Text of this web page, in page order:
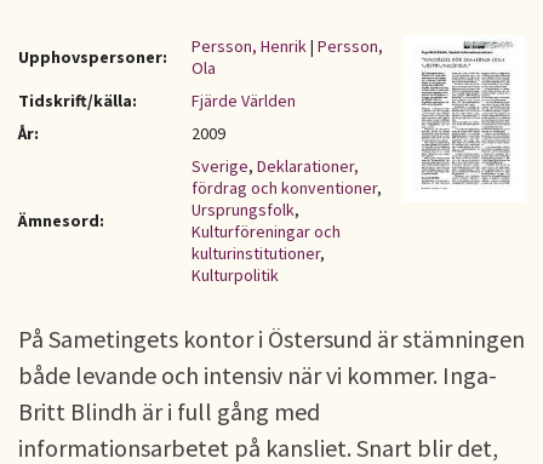
Upphovspersoner: Persson, Henrik| Persson,
Ola
Tidskrift/källa:
Fjärde Världen
År:
2009
Ämnesord:
Sverige, Deklarationer,
fördrag och konventioner,
Ursprungsfolk,
Kulturföreningar och
kulturinstitutioner,
Kulturpolitik
På Sametingets kontor i Östersund är stämningen
både levande och intensiv när vi kommer. Inga-
Britt Blindh är i full gång med
informationsarbetet på kansliet. Snart blir det,